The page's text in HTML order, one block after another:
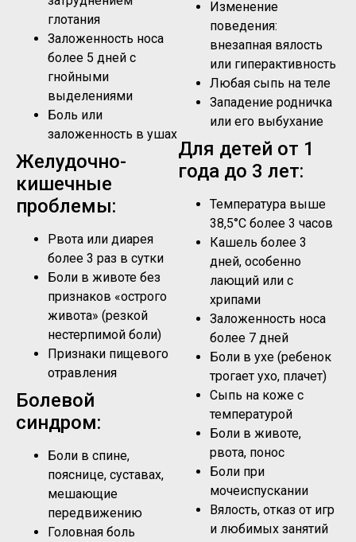
глотания
Заложенность носа
более 5 дней с
гнойными
выделениями
Боль или
заложенность в ушах
Желудочно-
кишечные
проблемы:
Рвота или диарея
более 3 раз в сутки
Боли в животе без
признаков «острого
живота» (резкой
нестерпимой боли)
Признаки пищевого
отравления
Болевой
синдром:
Боли в спине,
пояснице, суставах,
мешающие
передвижению
Головная боль
Изменение
поведения:
внезапная вялость
или гиперактивность
Любая сыпь на теле
Западение родничка
или его выбухание
Для детей от 1
года до 3 лет:
Температура выше
38,5°C более 3 часов
Кашель более 3
дней, особенно
лающий или с
хрипами
Заложенность носа
более 7 дней
Боли в ухе (ребенок
трогает ухо, плачет)
Сыпь на коже с
температурой
Боли в животе,
рвота, понос
Боли при
мочеиспускании
Вялость, отказ от игр
и любимых занятий